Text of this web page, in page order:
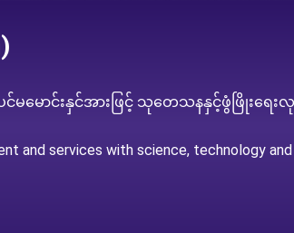
ောင်းနှင်အားဖြင့် သုတေသနနှင့်ဖွံဖြိုးရေးလုပ်
and services with science, technology